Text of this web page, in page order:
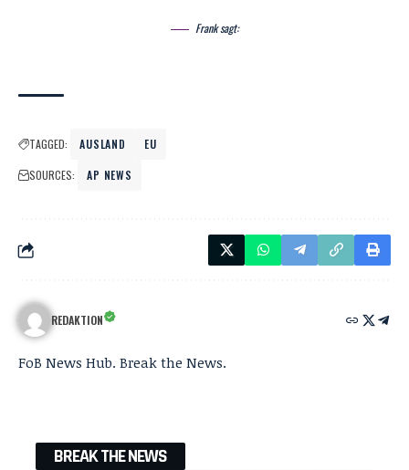
Frank sagt:
TAGGED: AUSLAND
EU
SOURCES:
AP NEWS
REDAKTION
FoB News Hub. Break the News.
BREAK THE NEWS